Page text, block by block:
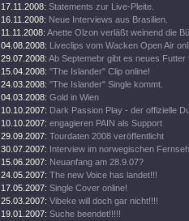
17.11.2008: Statements zur Live-Pleite.
16.11.2008: Neue Interviews aus Brasilien.
11.11.2008: Anette Olzon verläßt weinend die
04.08.2008: Liveclips vom Wacken Open Air
29.07.2008: Ab Septemebr gibt es neues Futter
15.04.2008: "The Islander" Clip online!
24.03.2008: "The Islander" Single kommt.
04.03.2008: Gold in Wien
10.10.2007: Dark Passion Play - der offizielle
10.10.2007: engagieren PAIN als Support
29.09.2007: Tourdaten 2008 veröffentlicht
30.07.2007: Interview im norwegischen
15.06.2007: Neuanfang am 28.9.07?
24.05.2007: The new Voice has landet!!!
17.05.2007: Single Cover online!
25.03.2007: Vibeke will doch gar nicht!!!!
19.01.2007: Suche beendet!!!!!